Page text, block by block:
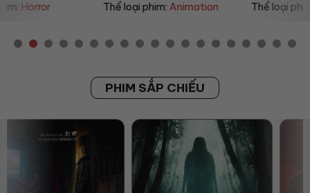
Thể loại phim: Animation Thể loại phim: Animation
PHIM SẮP CHIẾU